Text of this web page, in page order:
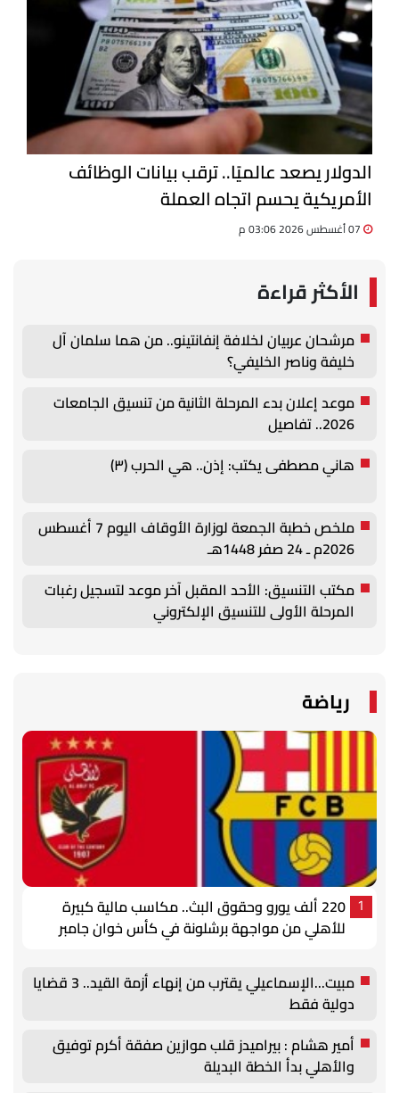
الدولار يصعد عالميًا.. ترقب بيانات الوظائف
الأمريكية يحسم اتجاه العملة
الأكثر قراءة
مرشحان عربيان لخلافة إنفانتينو.. من هما سلمان آل
خليفة وناصر الخليفي؟
موعد إعلان بدء المرحلة الثانية من تنسيق الجامعات
2026.. تفاصيل
هاني مصطفى يكتب: إذن.. هي الحرب (٣)
ملخص خطبة الجمعة لوزارة الأوقاف اليوم 7 أغسطس
2026م ـ 24 صفر 1448هـ
مكتب التنسيق: الأحد المقبل آخر موعد لتسجيل رغبات
المرحلة الأولى للتنسيق الإلكتروني
رياضة
1
220 ألف يورو وحقوق البث.. مكاسب مالية كبيرة
للأهلي من مواجهة برشلونة في كأس خوان جامبر
مبيت...الإسماعيلي يقترب من إنهاء أزمة القيد.. 3 قضايا
دولية فقط
أمير هشام : بيراميدز قلب موازين صفقة أكرم توفيق
والأهلي بدأ الخطة البديلة